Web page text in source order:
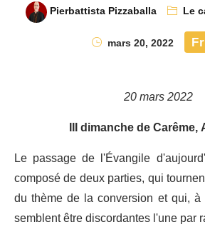
Pierbattista Pizzaballa Le
mars 20, 2022
Fr
20 mars 2022
III dimanche de Carême,
Le passage de l'Évangile
composé de deux parties, qui
du thème de la conversion et qui,
semblent être discordantes l'une par